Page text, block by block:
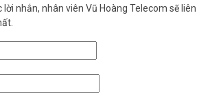
lời nhắn, nhân viên Vũ Hoàng Telecom sẽ liên